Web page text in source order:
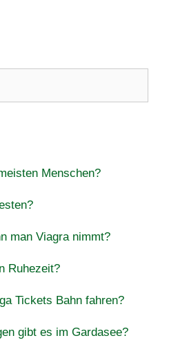
Menschen?
man Viagra nimmt?
Ruhezeit?
Tickets Bahn fahren?
gibt es im Gardasee?